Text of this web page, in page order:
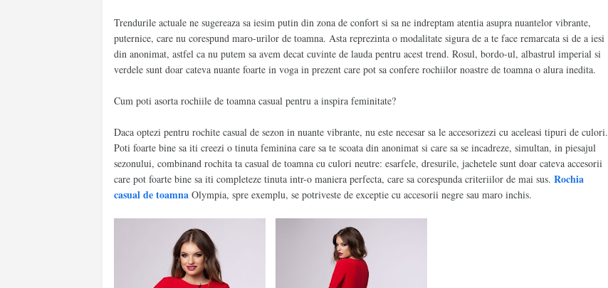
Trendurile actuale ne sugereaza sa iesim putin din zona de confort si sa ne indreptam atentia asupra nuantelor vibrante,
puternice, care nu corespund maro-urilor de toamna. Asta reprezinta o modalitate sigura de a te face remarcata si de a iesi
din anonimat, astfel ca nu putem sa avem decat cuvinte de lauda pentru acest trend. Rosul, bordo-ul, albastrul imperial si
verdele sunt doar cateva nuante foarte in voga in prezent care pot sa confere rochiilor noastre de toamna o alura inedita.
Cum poti asorta rochiile de toamna casual pentru a inspira feminitate?
Daca optezi pentru rochite casual de sezon in nuante vibrante, nu este necesar sa le accesorizezi cu aceleasi tipuri de culori.
Poti foarte bine sa iti creezi o tinuta feminina care sa te scoata din anonimat si care sa se incadreze, simultan, in piesajul
sezonului, combinand rochita ta casual de toamna cu culori neutre: esarfele, dresurile, jachetele sunt doar cateva accesorii
care pot foarte bine sa iti completeze tinuta intr-o maniera perfecta, care sa corespunda criteriilor de mai sus. Rochia
casual de toamna Olympia, spre exemplu, se potriveste de exceptie cu accesorii negre sau maro inchis.